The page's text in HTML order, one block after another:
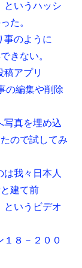
というハッシ
た。
事のように
きない。
稿アプリ
の編集や削除
写真を埋め込
ので試してみ
我々日本人
建て前
というビデオ
１８－２００